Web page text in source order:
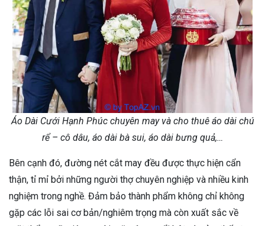
Áo Dài Cưới Hạnh Phúc chuyên may và cho thuê áo dài chú
rể – cô dâu, áo dài bà sui, áo dài bưng quả,…
Bên cạnh đó, đường nét cắt may đều được thực hiện cẩn
thận, tỉ mỉ bởi những người thợ chuyên nghiệp và nhiều kinh
nghiệm trong nghề. Đảm bảo thành phẩm không chỉ không
gặp các lỗi sai cơ bản/nghiêm trọng mà còn xuất sắc về